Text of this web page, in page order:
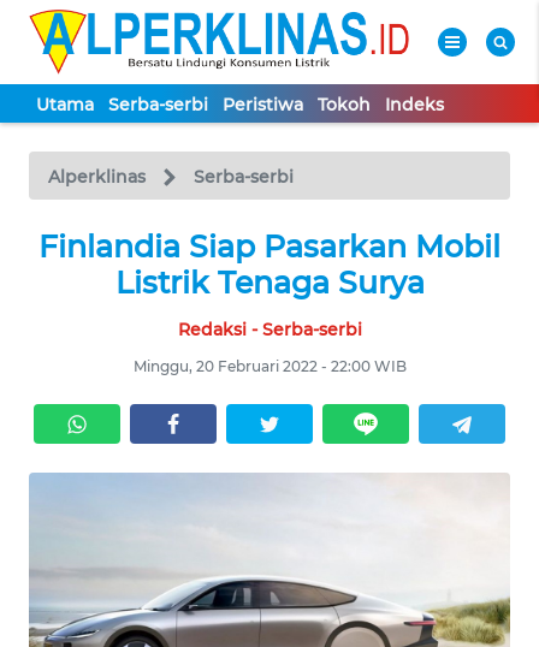
Utama Serba-serbi Peristiwa Tokoh Indeks
Alperklinas Serba-serbi
Finlandia Siap Pasarkan Mobil
Listrik Tenaga Surya
Redaksi - Serba-serbi
Minggu, 20 Februari 2022 - 22:00 WIB
TV
Tutup
UTAMA
PERISTIWA
TOKOH
BERITA